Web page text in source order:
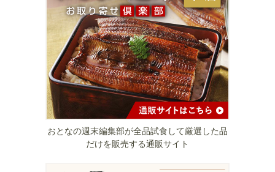
おとなの週末編集部が全品試食して厳選した品
だけを販売する通販サイト